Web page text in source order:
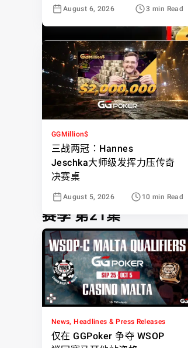
Felipe Boianovsky
赛季 第21集
巴西选手 Felipe Boianovsky 在个
的筹码劣势顽强反超，震惊本周
Gross 搭档罗马尼亚籍、EPT 巴
在节目中为每手牌注入鲜活视角
GGMillion$ 胜利。
August 6, 2026 3 min Read
GGMillion$
三战两冠：Hannes
Jeschka大师级发挥力压传奇
决赛桌
August 5, 2026 10 min Read
News, Headlines & Press Releases
仅在 GGPoker 争夺 WSOP